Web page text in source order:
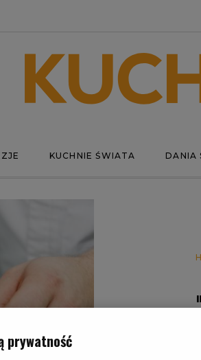
KUCHNIE ŚWIATA DANIA
prywatność